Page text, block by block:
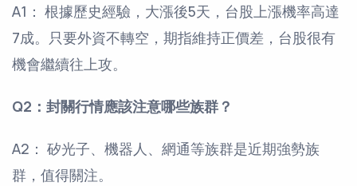
A1： 根據歷史經驗，大漲後5天，台股上漲機率高達
7成。只要外資不轉空，期指維持正價差，台股很有
機會繼續往上攻。
Q2：封關行情應該注意哪些族群？
A2： 矽光子、機器人、網通等族群是近期強勢族
群，值得關注。